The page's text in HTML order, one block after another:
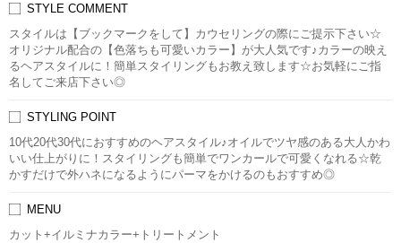
STYLE COMMENT
スタイルは【ブックマークをして】カウセリングの際にご提示下さい☆
オリジナル配合の【色落ちも可愛いカラー】が大人気です♪カラーの映え
るヘアスタイルに！簡単スタイリングもお教え致します☆お気軽にご指
名してご来店下さい◎
STYLING POINT
10代20代30代におすすめのヘアスタイル♪オイルでツヤ感のある大人かわ
いい仕上がりに！スタイリングも簡単でワンカールで可愛くなれる☆乾
かすだけで外ハネになるようにパーマをかけるのもおすすめ◎
MENU
カット+イルミナカラー+トリートメント